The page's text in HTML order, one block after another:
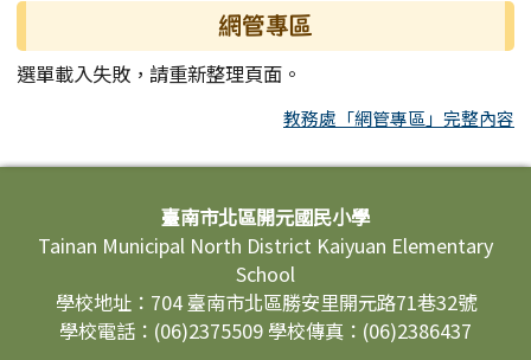
網管專區
選單載入失敗，請重新整理頁面。
教務處「網管專區」完整內容
頁尾區域內容臺南市北區開元國民小學
Tainan Municipal North District Kaiyuan Elementary
School
學校地址：704 臺南市北區勝安里開元路71巷32號
學校電話：(06)2375509 學校傳真：(06)2386437